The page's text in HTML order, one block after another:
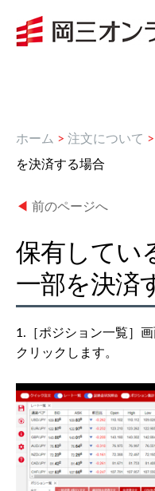
ホーム > 注文について >
を決済する場合
◀ 前のページへ
保有してい
一部を決済
1.［ポジション一覧］
クリックします。